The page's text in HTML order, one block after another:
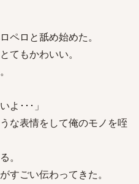
ペロと舐め始めた。
てもかわいい。
･･･」
な表情をして俺のモノを咥
。
すごい伝わってきた。